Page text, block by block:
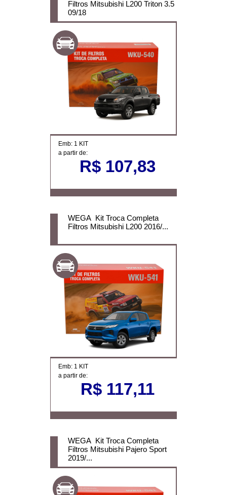
Filtros Mitsubishi L200 Triton 3.5
09/18
Emb: 1 KIT
a partir de:
R$ 107,83
WEGA Kit Troca Completa
Filtros Mitsubishi L200 2016/...
Emb: 1 KIT
a partir de:
R$ 117,11
WEGA Kit Troca Completa
Filtros Mitsubishi Pajero Sport
2019/...